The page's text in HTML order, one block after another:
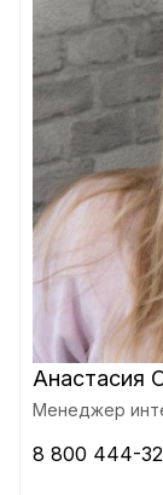
Анастасия
Менеджер
8 800 444-